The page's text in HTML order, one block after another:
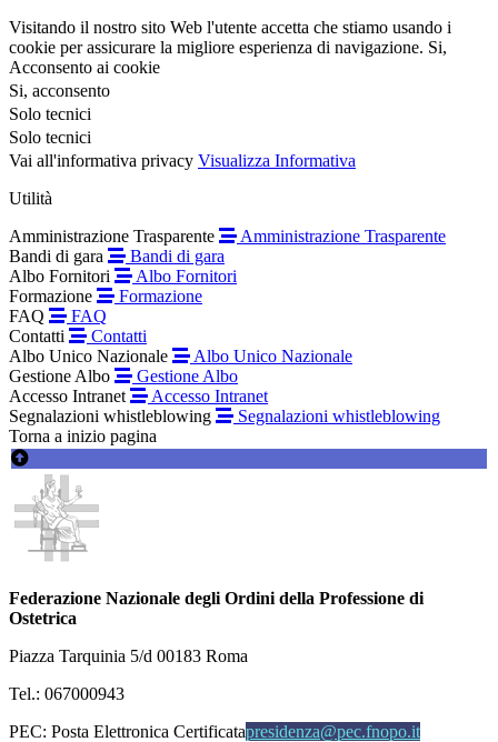
Visitando il nostro sito Web l'utente accetta che stiamo usando i
cookie per assicurare la migliore esperienza di navigazione. Si,
Acconsento ai cookie
Si, acconsento
Solo tecnici
Solo tecnici
Vai all'informativa privacy Visualizza Informativa
Utilità
Amministrazione Trasparente
Amministrazione Trasparente
Bandi di gara
Bandi di gara
Albo Fornitori
Albo Fornitori
Formazione
Formazione
FAQ
FAQ
Contatti
Contatti
Albo Unico Nazionale
Albo Unico Nazionale
Gestione Albo
Gestione Albo
Accesso Intranet
Accesso Intranet
Segnalazioni whistleblowing
Segnalazioni whistleblowing
Torna a inizio pagina
Federazione Nazionale degli Ordini della Professione di
Ostetrica
Piazza Tarquinia 5/d 00183 Roma
Tel.: 067000943
PEC: Posta Elettronica Certificatapresidenza@pec.fnopo.it